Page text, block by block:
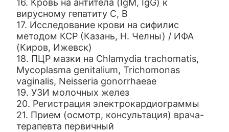
16. Кровь на антитела (IgM, IgG) к
вирусному гепатиту С, В
17. Исследование крови на сифилис
методом КСР (Казань, Н. Челны) / ИФА
(Киров, Ижевск)
18. ПЦР мазки на Chlamydia trachomatis,
Mycoplasma genitalium, Trichomonas
vaginalis, Neisseria gonorrhaeae
19. УЗИ молочных желез
20. Регистрация электрокардиограммы
21. Прием (осмотр, консультация) врача-
терапевта первичный